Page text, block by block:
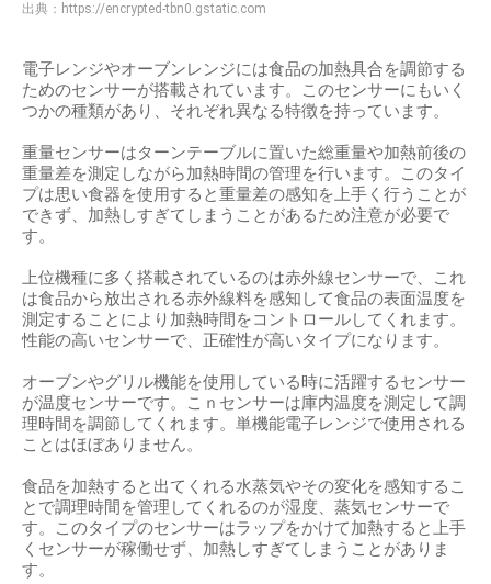
出典： https://encrypted-tbn0.gstatic.com
電子レンジやオーブンレンジには食品の加熱具合を調節する
ためのセンサーが搭載されています。このセンサーにもいく
つかの種類があり、それぞれ異なる特徴を持っています。
重量センサーはターンテーブルに置いた総重量や加熱前後の
重量差を測定しながら加熱時間の管理を行います。このタイ
プは思い食器を使用すると重量差の感知を上手く行うことが
できず、加熱しすぎてしまうことがあるため注意が必要で
す。
上位機種に多く搭載されているのは赤外線センサーで、これ
は食品から放出される赤外線料を感知して食品の表面温度を
測定することにより加熱時間をコントロールしてくれます。
性能の高いセンサーで、正確性が高いタイプになります。
オーブンやグリル機能を使用している時に活躍するセンサー
が温度センサーです。こｎセンサーは庫内温度を測定して調
理時間を調節してくれます。単機能電子レンジで使用される
ことはほぼありません。
食品を加熱すると出てくれる水蒸気やその変化を感知するこ
とで調理時間を管理してくれるのが湿度、蒸気センサーで
す。このタイプのセンサーはラップをかけて加熱すると上手
くセンサーが稼働せず、加熱しすぎてしまうことがありま
す。